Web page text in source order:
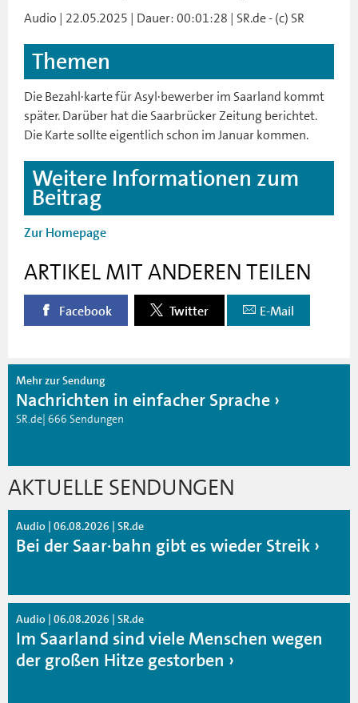
Audio | 22.05.2025 | Dauer: 00:01:28 | SR.de - (c) SR
Themen
Die Bezahl·karte für Asyl·bewerber im Saarland kommt
später. Darüber hat die Saarbrücker Zeitung berichtet.
Die Karte sollte eigentlich schon im Januar kommen.
Weitere Informationen zum
Beitrag
Zur Homepage
ARTIKEL MIT ANDEREN TEILEN
Facebook Twitter E-Mail
Mehr zur Sendung
Nachrichten in einfacher Sprache
SR.de| 666 Sendungen
AKTUELLE SENDUNGEN
Audio | 06.08.2026 | SR.de
Bei der Saar·bahn gibt es wieder Streik
Audio | 06.08.2026 | SR.de
Im Saarland sind viele Menschen wegen
der großen Hitze gestorben